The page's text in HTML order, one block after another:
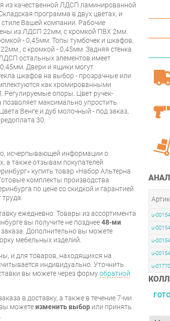
u-
u-
u-
u-
u-
из качественной ЛДСП ламинированной
программа в двух цветах, и
Вашей компании. Рабочие
из ЛДСП 22мм, с кромкой ПВХ 2мм.
- 0,45мм. Топы тумбочек и шкафов,
с кромкой - 0,45мм. Задняя стенка
остальных элементов имеет
Двери и ящики могут
шкафов на выбор - прозрачные или
как хромированными
опоры. Цвет ручек-
максимально упростить
Венге и дуб молочный - под заказ,
30.
исчерпывающей информации о
а также отзывам покупателей
купить товар «Набор Альтерна
комплекты производства
по цене со скидкой и гарантией
труда.
ежедневно. Товары из ассортимента
вы получите не позднее48-ми
Дополнительно вы можете
мебельных изделий.
и для товаров, находящихся на
индивидуально. Уточнить
вы можете через формуобратной
в доставку, а также в течение 7-ми
можетеизменить выбор или принять